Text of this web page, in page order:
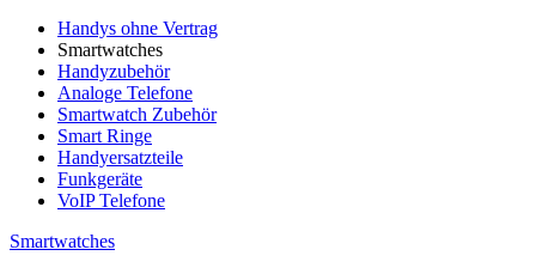
Handys ohne Vertrag
Smartwatches
Handyzubehör
Analoge Telefone
Smartwatch Zubehör
Smart Ringe
Handyersatzteile
Funkgeräte
VoIP Telefone
Smartwatches